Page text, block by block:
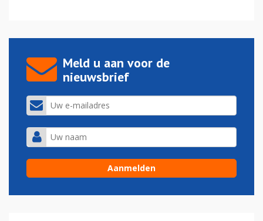
Meld u aan voor de
nieuwsbrief